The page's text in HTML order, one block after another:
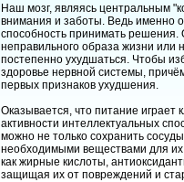
Наш мозг, являясь центральным
внимания и заботы. Ведь именно
способность принимать решения.
неправильного образа жизни или
постепенно ухудшаться. Чтобы
здоровье нервной системы,
первых признаков ухудшения.
Оказывается, что питание играет
активности интеллектуальных
можно не только сохранить
необходимыми веществами для
как жирные кислоты,
защищая их от повреждений и